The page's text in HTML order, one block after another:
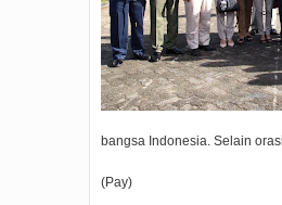
bangsa Indonesia. Selain
(Pay)